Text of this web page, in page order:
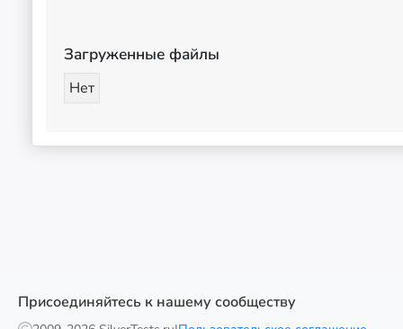
Загруженные файлы
Нет
Присоединяйтесь к нашему сообществу